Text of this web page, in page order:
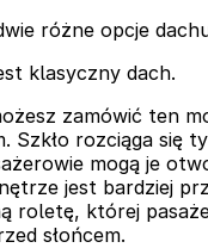
różne opcje
klasyczny dach.
zamówić ten
Szkło rozciąga się
mogą je
jest bardziej
roletę, której
słońcem.